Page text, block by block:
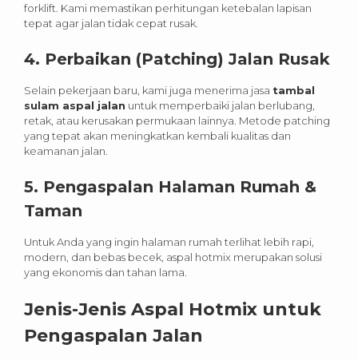
forklift. Kami memastikan perhitungan ketebalan lapisan
tepat agar jalan tidak cepat rusak.
4. Perbaikan (Patching) Jalan Rusak
Selain pekerjaan baru, kami juga menerima jasa tambal
sulam aspal jalan untuk memperbaiki jalan berlubang,
retak, atau kerusakan permukaan lainnya. Metode patching
yang tepat akan meningkatkan kembali kualitas dan
keamanan jalan.
5. Pengaspalan Halaman Rumah &
Taman
Untuk Anda yang ingin halaman rumah terlihat lebih rapi,
modern, dan bebas becek, aspal hotmix merupakan solusi
yang ekonomis dan tahan lama.
Jenis-Jenis Aspal Hotmix untuk
Pengaspalan Jalan